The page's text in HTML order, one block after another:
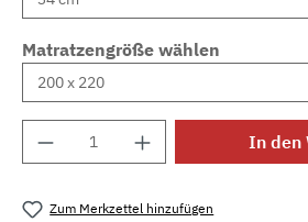
Matratzengröße wählen
Produkt Anzahl: Gib den
In den
Zum Merkzettel hinzufügen